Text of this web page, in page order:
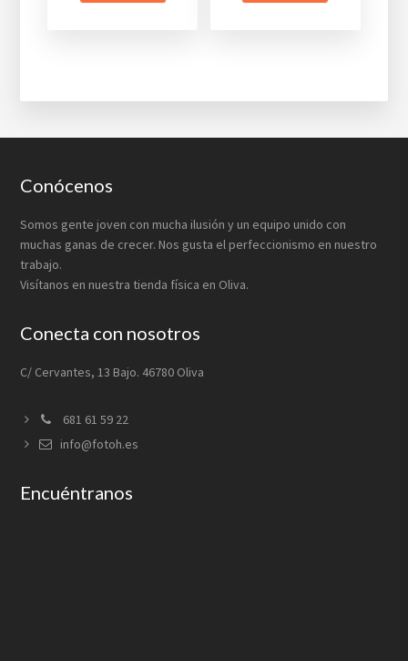
Footer
Conócenos
Somos gente joven con mucha ilusión y un equipo unido con
muchas ganas de crecer. Nos gusta el perfeccionismo en nuestro
trabajo.
Visítanos en nuestra tienda física en Oliva.
Conecta con nosotros
C/ Cervantes, 13 Bajo. 46780 Oliva
681 61 59 22
info@fotoh.es
Encuéntranos